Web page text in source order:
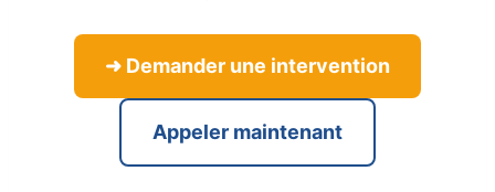
➜ Demander une intervention
Appeler maintenant